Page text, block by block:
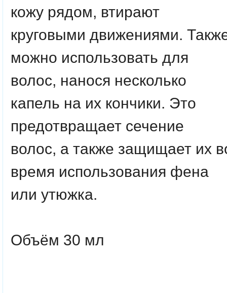
кожу рядом, втирают
круговыми движениями.
можно использовать для
волос, нанося несколько
капель на их кончики. Это
предотвращает сечение
волос, а также защищает их
время использования фена
или утюжка.
Объём 30 мл